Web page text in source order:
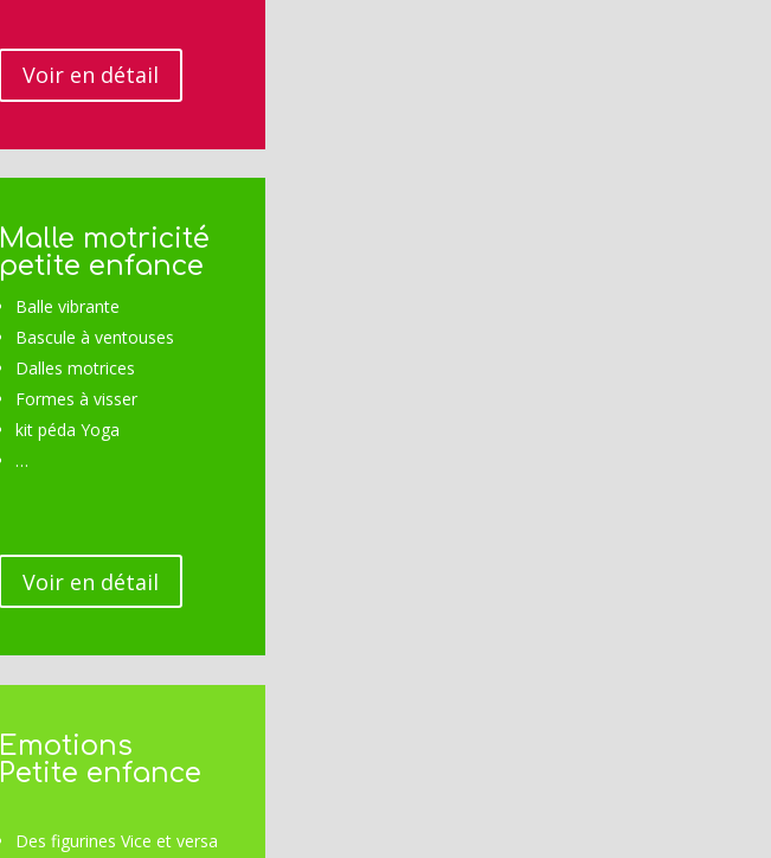
Voir en détail
Malle motricité
petite enfance
Balle vibrante
Bascule à ventouses
Dalles motrices
Formes à visser
kit péda Yoga
…
Voir en détail
Emotions
Petite enfance
Des figurines Vice et versa